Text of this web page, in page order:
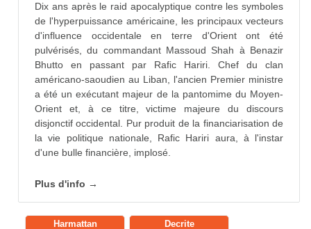
Dix ans après le raid apocalyptique contre les symboles
de l'hyperpuissance américaine, les principaux vecteurs
d'influence occidentale en terre d'Orient ont été
pulvérisés, du commandant Massoud Shah à Benazir
Bhutto en passant par Rafic Hariri. Chef du clan
américano-saoudien au Liban, l'ancien Premier ministre
a été un exécutant majeur de la pantomime du Moyen-
Orient et, à ce titre, victime majeure du discours
disjonctif occidental. Pur produit de la financiarisation de
la vie politique nationale, Rafic Hariri aura, à l'instar
d'une bulle financière, implosé.
Plus d'info →
Harmattan
Decrite